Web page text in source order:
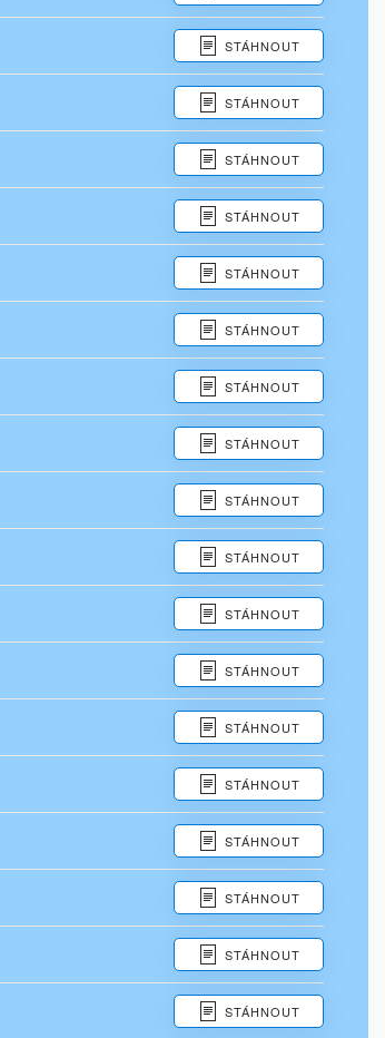
STÁHNOUT
STÁHNOUT
STÁHNOUT
STÁHNOUT
STÁHNOUT
STÁHNOUT
STÁHNOUT
STÁHNOUT
STÁHNOUT
STÁHNOUT
STÁHNOUT
STÁHNOUT
STÁHNOUT
STÁHNOUT
STÁHNOUT
STÁHNOUT
STÁHNOUT
STÁHNOUT